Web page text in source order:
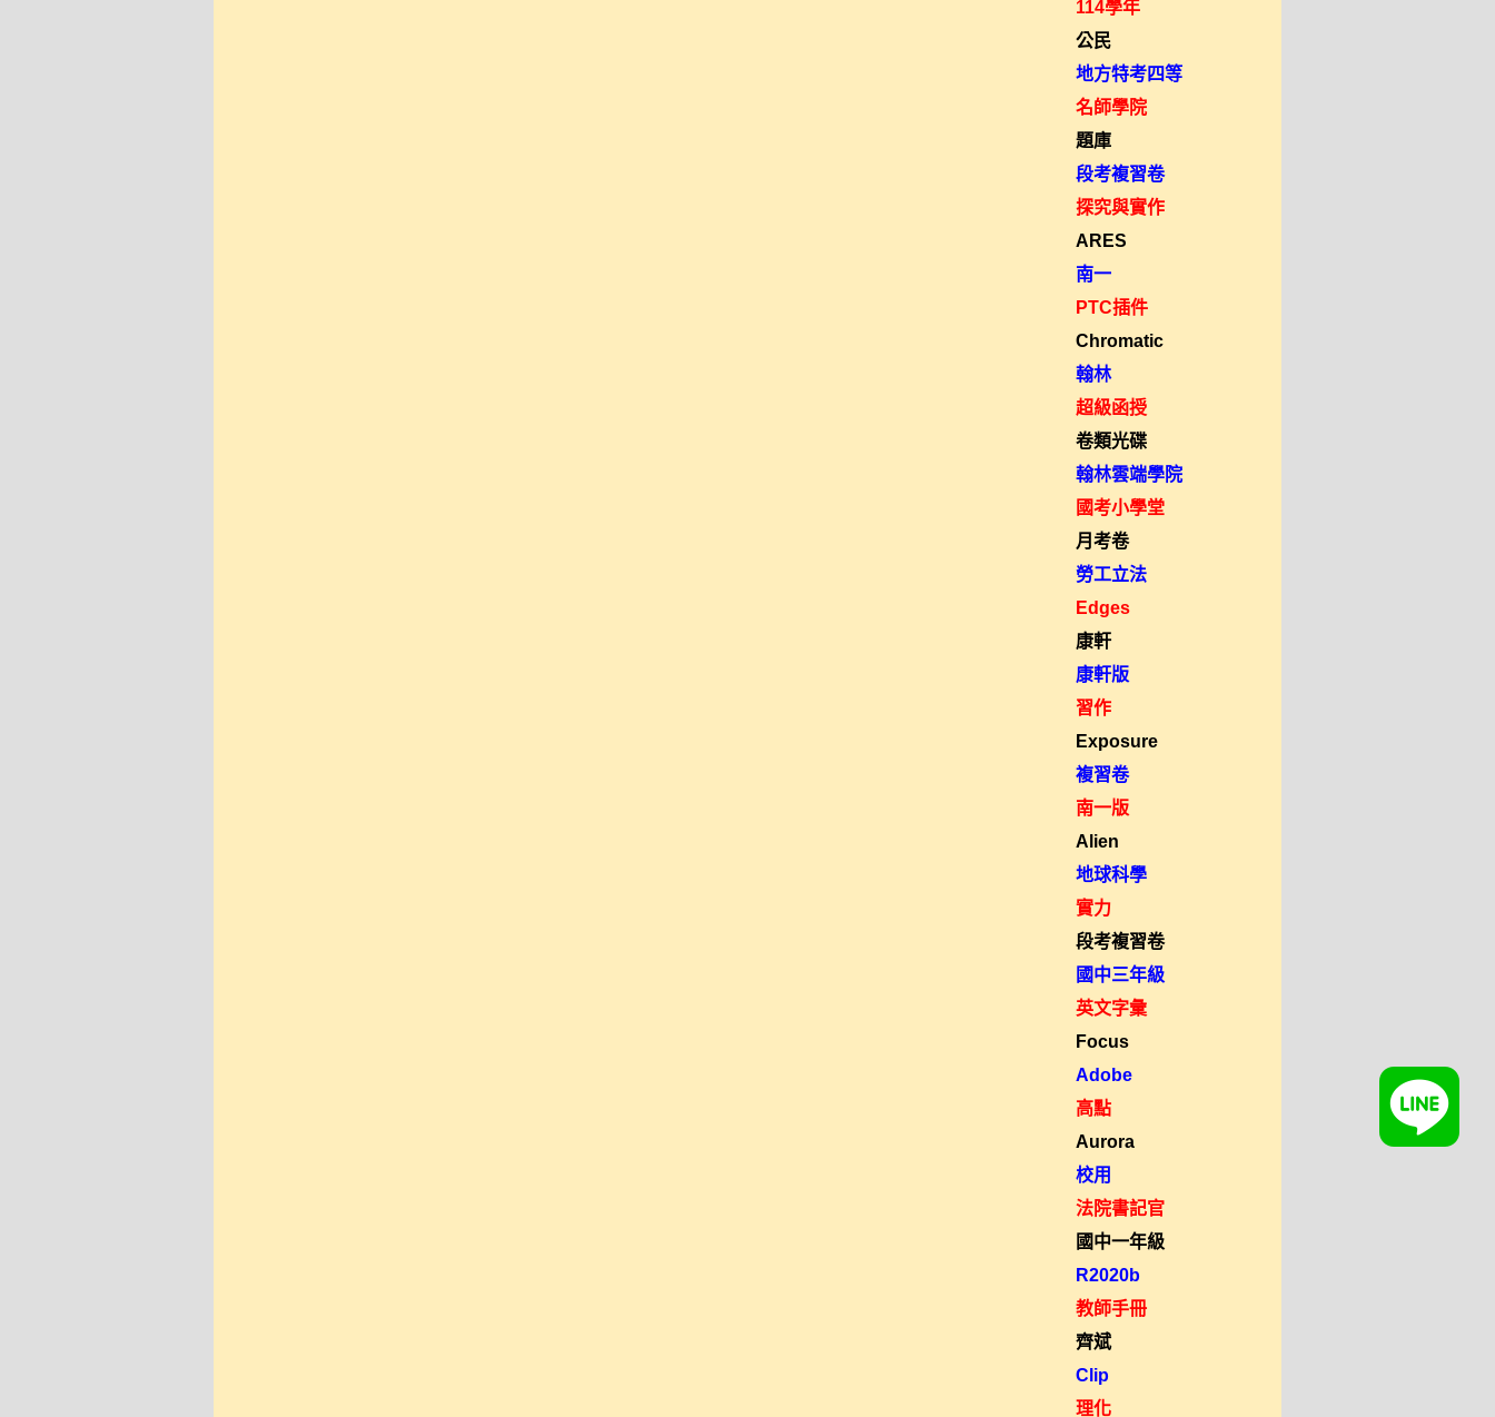
114學年
公民
地方特考四等
名師學院
題庫
段考複習卷
探究與實作
ARES
南一
PTC插件
Chromatic
翰林
超級函授
卷類光碟
翰林雲端學院
國考小學堂
月考卷
勞工立法
Edges
康軒
康軒版
習作
Exposure
複習卷
南一版
Alien
地球科學
實力
段考複習卷
國中三年級
英文字彙
Focus
Adobe
高點
Aurora
校用
法院書記官
國中一年級
R2020b
教師手冊
齊斌
Clip
理化